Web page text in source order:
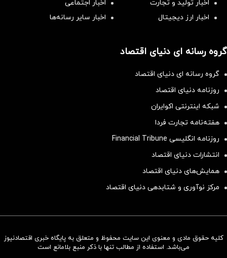
سرمایه‌گذاری همسنگ با شاخص
اخبار تولید و تجارت
اخبار اجتماعی
اخبار ارز دیجیتال
اخبار سایر رسانه‌‌ها
گروه رسانه ای دنیای اقتصاد
گروه رسانه ای دنیای اقتصاد
روزنامه دنیای اقتصاد
شبکه اینترنتی اکوایران
هفته‌نامه تجارت فردا
روزنامه انگلیسی Financial Tribune
انتشارات دنیای اقتصاد
همایش‌های دنیای اقتصاد
مرکز نوآوری و شتابدهی دنیای اقتصاد
کلیه حقوق مادی و معنوی این سایت محفوظ و متعلق به پایگاه خبری اقتصادنیوز
می‌باشد. استفاده از مطالب تنها با ذکر منبع بلامانع است